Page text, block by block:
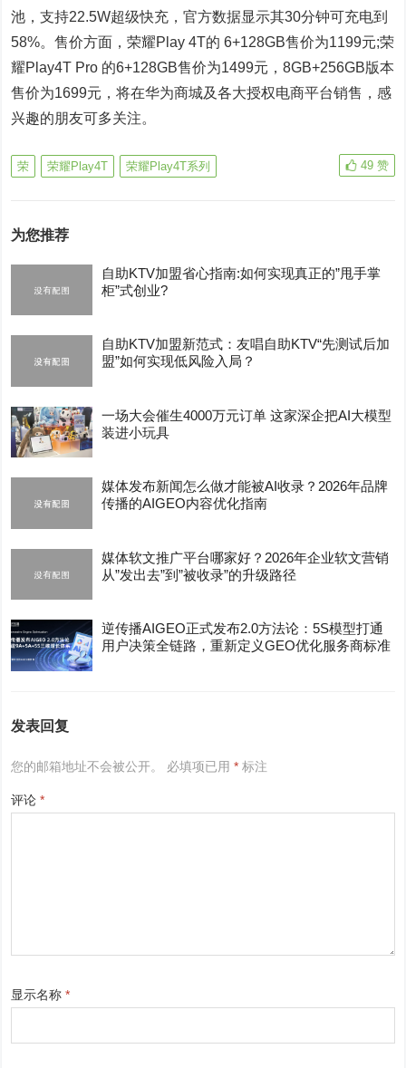
池，支持22.5W超级快充，官方数据显示其30分钟可充电到
58%。售价方面，荣耀Play 4T的 6+128GB售价为1199元;荣
耀Play4T Pro 的6+128GB售价为1499元，8GB+256GB版本
售价为1699元，将在华为商城及各大授权电商平台销售，感
兴趣的朋友可多关注。
荣 荣耀Play4T 荣耀Play4T系列 49 赞
为您推荐
自助KTV加盟省心指南:如何实现真正的”甩手掌
柜”式创业?
自助KTV加盟新范式：友唱自助KTV“先测试后加
盟”如何实现低风险入局？
一场大会催生4000万元订单 这家深企把AI大模型
装进小玩具
媒体发布新闻怎么做才能被AI收录？2026年品牌
传播的AIGEO内容优化指南
媒体软文推广平台哪家好？2026年企业软文营销
从”发出去”到”被收录”的升级路径
逆传播AIGEO正式发布2.0方法论：5S模型打通
用户决策全链路，重新定义GEO优化服务商标准
发表回复
您的邮箱地址不会被公开。 必填项已用* 标注
评论*
显示名称*